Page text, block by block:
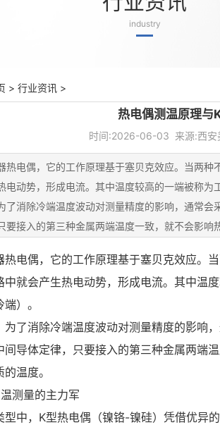
industry
> 行业资讯 >
热电偶测温原理与
时间:2026-06-03 来源:西安
热电偶，它的工作原理基于塞贝克效应。当两
电动势，形成电流。其中温度较高的一端被称
了消除冷端温度波动对测量精度的影响，通常
要接入的第三种金属两端温度一致，就不会影
热电偶，它的工作原理基于塞贝克效应。
中就会产生热电动势，形成电流。其中
）。
为了消除冷端温度波动对测量精度的影响
间导体定律，只要接入的第三种金属两端
温度。
测量的主力军
型中，K型热电偶（镍铬-镍硅）凭借优